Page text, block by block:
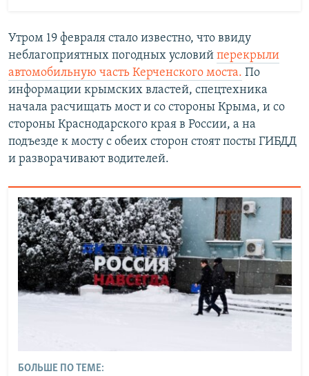
Утром 19 февраля стало известно, что ввиду
неблагоприятных погодных условий перекрыли
автомобильную часть Керченского моста. По
информации крымских властей, спецтехника
начала расчищать мост и со стороны Крыма, и со
стороны Краснодарского края в России, а на
подъезде к мосту с обеих сторон стоят посты ГИБДД
и разворачивают водителей.
БОЛЬШЕ ПО ТЕМЕ: